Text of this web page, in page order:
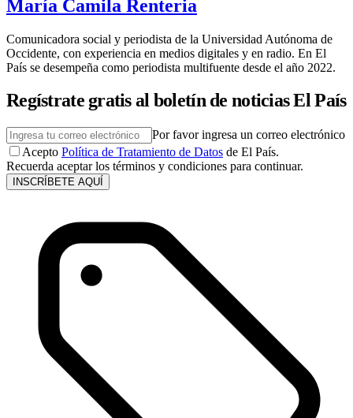
María Camila Renteria
Comunicadora social y periodista de la Universidad Autónoma de
Occidente, con experiencia en medios digitales y en radio. En El
País se desempeña como periodista multifuente desde el año 2022.
Regístrate gratis al boletín de noticias El País
Por favor ingresa un correo electrónico
Acepto Política de Tratamiento de Datos de El País.
Recuerda aceptar los términos y condiciones para continuar.
INSCRÍBETE AQUÍ